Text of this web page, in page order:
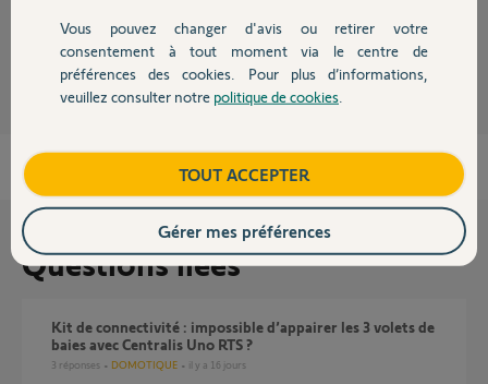
Devis avec un pro
Contact
Sylvain C. il y a environ 9 ans
Questions liées
Kit de connectivité : impossible d’appairer les 3 volets de
baies avec Centralis Uno RTS ?
3 réponses DOMOTIQUE il y a 16 jours
Vous pouvez changer d'avis ou retirer votre
consentement à tout moment via le centre de
préférences des cookies. Pour plus d’informations,
veuillez consulter notre politique de cookies
TOUT ACCEPTER
Gérer mes préférences